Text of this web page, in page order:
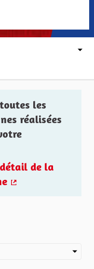
les
réalisées
de la